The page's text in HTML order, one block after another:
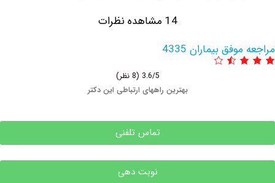
بیماران 4335
بهترین راههای ارتباطی این دکتر
تماس تلفنی
نوبت دهی